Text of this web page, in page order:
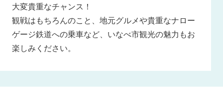
大変貴重なチャンス！
観戦はもちろんのこと、地元グルメや貴重なナロー
ゲージ鉄道への乗車など、いなべ市観光の魅力もお
楽しみください。